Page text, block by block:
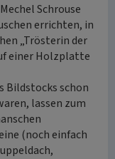
Schrouse
errichten, in
„Trösterin der
einer Holzplatte
Bildstocks schon
lassen zum
(noch einfach